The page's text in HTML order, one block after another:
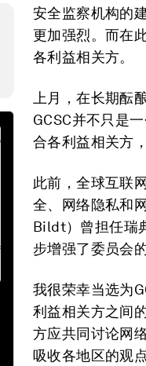
安全监察机构的
更加强烈。而在
各利益相关方。
上月，在长期酝
GCSC并不只是
合各利益相关方
此前，全球互联
全、网络隐私和
Bildt）曾担任瑞
步增强了委员会
我很荣幸当选为
利益相关方之间
方应共同讨论网
吸收各地区的观